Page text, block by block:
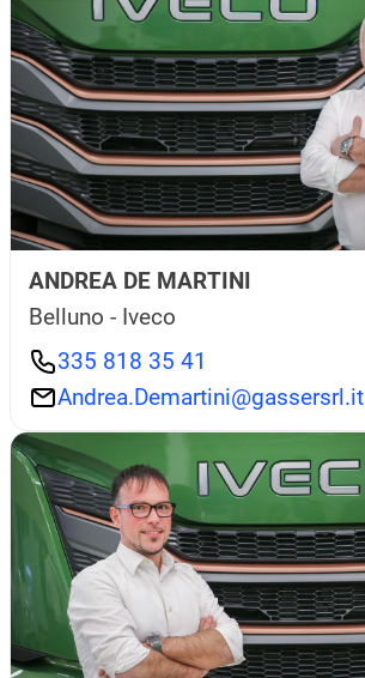
ANDREA DE MARTINI
Belluno - Iveco
335 818 35 41
Andrea.Demartini@gassersrl.it